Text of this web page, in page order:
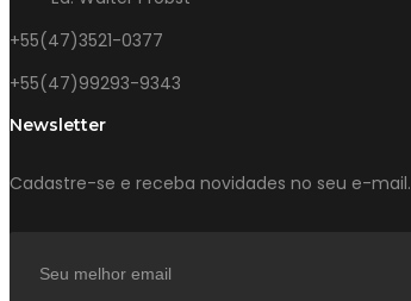
+55(47)3521-0377
+55(47)99293-9343
Newsletter
Cadastre-se e receba novidades no seu e-mail.